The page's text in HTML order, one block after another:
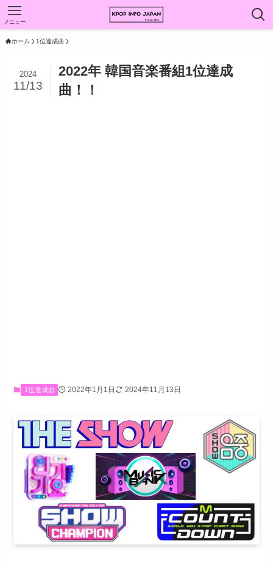
メニュー
ホーム 1位達成曲
2022年 韓国音楽番組1位達成
曲！！
2024
11/13
1位達成曲 2022年1月1日 2024年11月13日